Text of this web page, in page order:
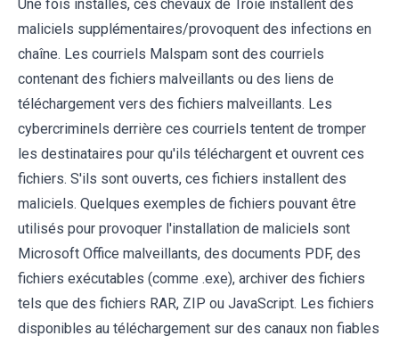
Une fois installés, ces chevaux de Troie installent des
maliciels supplémentaires/provoquent des infections en
chaîne. Les courriels Malspam sont des courriels
contenant des fichiers malveillants ou des liens de
téléchargement vers des fichiers malveillants. Les
cybercriminels derrière ces courriels tentent de tromper
les destinataires pour qu'ils téléchargent et ouvrent ces
fichiers. S'ils sont ouverts, ces fichiers installent des
maliciels. Quelques exemples de fichiers pouvant être
utilisés pour provoquer l'installation de maliciels sont
Microsoft Office malveillants, des documents PDF, des
fichiers exécutables (comme .exe), archiver des fichiers
tels que des fichiers RAR, ZIP ou JavaScript. Les fichiers
disponibles au téléchargement sur des canaux non fiables